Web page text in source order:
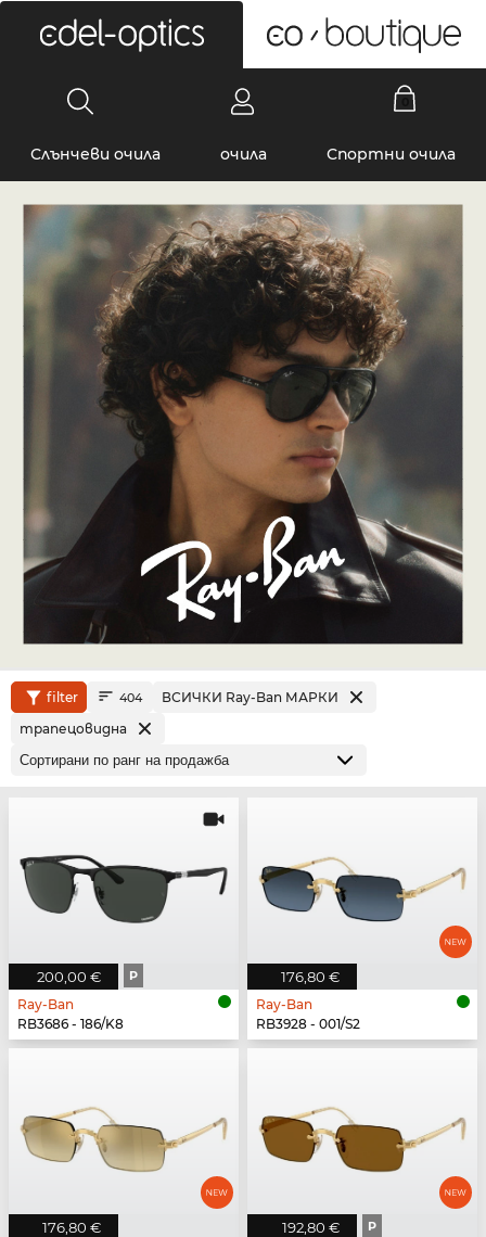
Слънчеви очила очила Спортни очила
filter 404
ВСИЧКИ Ray-Ban МАРКИ
трапецовидна
200,00 € P
Ray-Ban
RB3686 - 186/K8
176,80 €
Ray-Ban
RB3928 - 001/S2
176,80 € 192,80 € P